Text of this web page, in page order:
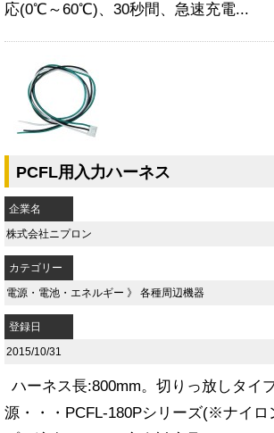
応(0℃～60℃)、30秒間、急速充電...
PCFL用入力ハーネス
企業名
株式会社ニプロン
カテゴリー
電源・電池・エネルギー 》 各種周辺機器
登録日
2015/10/31
ハーネス長:800mm。切りっ放しタイ
源・・・PCFL-180Pシリーズ(※ナイロ